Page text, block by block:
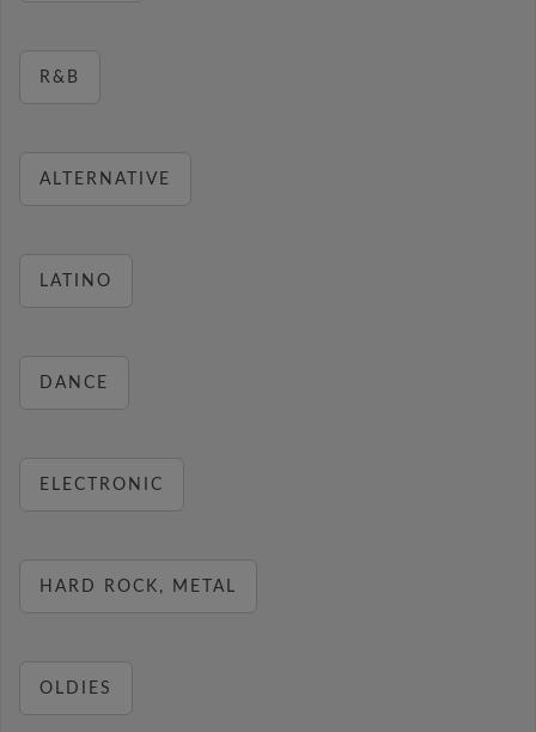
R&B
ALTERNATIVE
LATINO
DANCE
ELECTRONIC
HARD ROCK, METAL
OLDIES